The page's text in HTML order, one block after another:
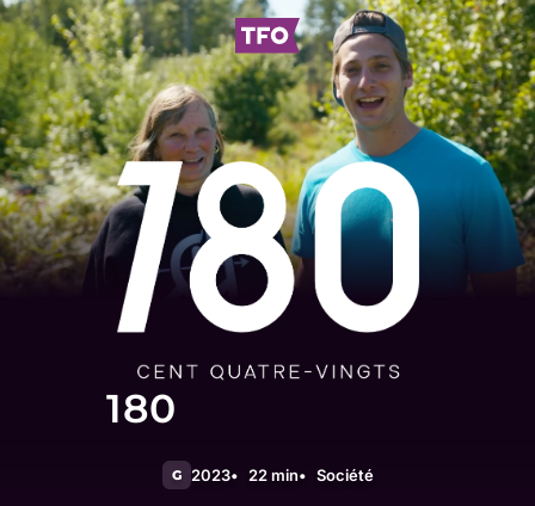
180
G 2023 22 min Société